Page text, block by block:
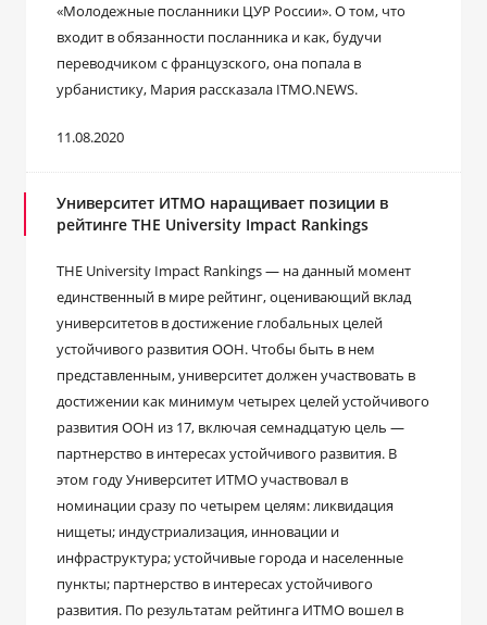
«Молодежные посланники ЦУР России». О том, что
входит в обязанности посланника и как, будучи
переводчиком с французского, она попала в
урбанистику, Мария рассказала ITMO.NEWS.
11.08.2020
Университет ИТМО наращивает позиции в
рейтинге THE University Impact Rankings
THE University Impact Rankings — на данный момент
единственный в мире рейтинг, оценивающий вклад
университетов в достижение глобальных целей
устойчивого развития ООН. Чтобы быть в нем
представленным, университет должен участвовать в
достижении как минимум четырех целей устойчивого
развития ООН из 17, включая семнадцатую цель —
партнерство в интересах устойчивого развития. В
этом году Университет ИТМО участвовал в
номинации сразу по четырем целям: ликвидация
нищеты; индустриализация, инновации и
инфраструктура; устойчивые города и населенные
пункты; партнерство в интересах устойчивого
развития. По результатам рейтинга ИТМО вошел в